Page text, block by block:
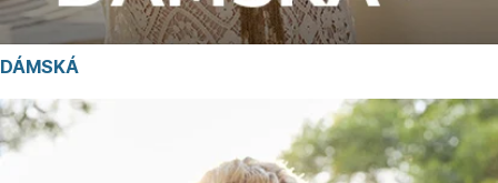
DÁMSKÁ